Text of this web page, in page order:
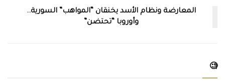
المعارضة ونظام الأسد يخنقان “المواهب” السورية..
وأوروبا “تحتضن”
🧐